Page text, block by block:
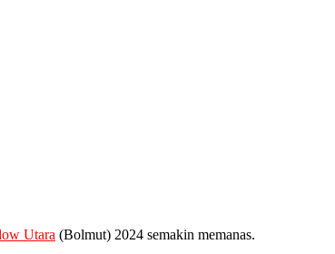
Utara (Bolmut) 2024 semakin memanas.